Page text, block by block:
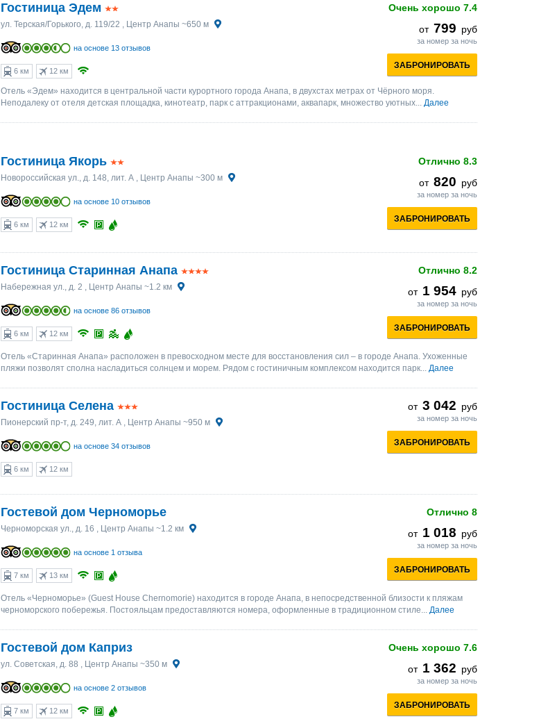
Очень хорошо 7.4
от 799 руб
за номер за ночь
ЗАБРОНИРОВАТЬ
Гостиница Эдем
ул. Терская/Горького, д. 119/22 , Центр Анапы ~650 м
на основе 13 отзывов
6 км 12 км
Отель «Эдем» находится в центральной части курортного города Анапа, в двухстах метрах от Чёрного моря.
Неподалеку от отеля детская площадка, кинотеатр, парк с аттракционами, аквапарк, множество уютных... Далее
Отлично 8.3
от 820 руб
за номер за ночь
ЗАБРОНИРОВАТЬ
Гостиница Якорь
Новороссийская ул., д. 148, лит. А, Центр Анапы ~300 м
на основе 10 отзывов
6 км 12 км
Отлично 8.2
от 1 954 руб
за номер за ночь
ЗАБРОНИРОВАТЬ
Гостиница Старинная Анапа
Набережная ул., д. 2 , Центр Анапы ~1.2 км
на основе 86 отзывов
6 км 12 км
Отель «Старинная Анапа» расположен в превосходном месте для восстановления сил – в городе Анапа. Ухоженные
пляжи позволят сполна насладиться солнцем и морем. Рядом с гостиничным комплексом находится парк... Далее
от 3 042 руб
за номер за ночь
ЗАБРОНИРОВАТЬ
Гостиница Селена
Пионерский пр-т, д. 249, лит. А, Центр Анапы ~950 м
на основе 34 отзывов
6 км 12 км
Отлично 8
от 1 018 руб
за номер за ночь
ЗАБРОНИРОВАТЬ
Гостевой дом Черноморье
Черноморская ул., д. 16 , Центр Анапы ~1.2 км
на основе 1 отзыва
7 км 13 км
Отель «Черноморье» (Guest House Chernomorie) находится в городе Анапа, в непосредственной близости к пляжам
черноморского побережья. Постояльцам предоставляются номера, оформленные в традиционном стиле... Далее
Очень хорошо 7.6
от 1 362 руб
за номер за ночь
ЗАБРОНИРОВАТЬ
Гостевой дом Каприз
ул. Советская, д. 88 , Центр Анапы ~350 м
на основе 2 отзывов
7 км 12 км